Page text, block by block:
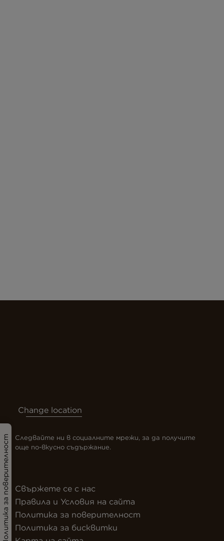
Политика за поверителност
Change location
Следвайте ни в социалните мрежи, за да получите
още по-вкусно съдържание.
Свържете се с нас
Правила и Условия на сайта
Политика за поверителност
Политика за бисквитки